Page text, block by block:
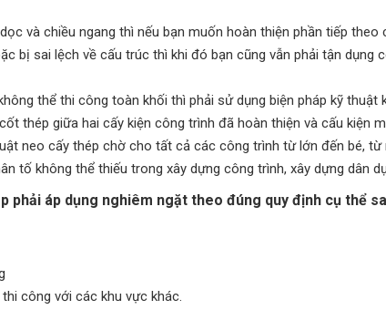
và chiều ngang thì nếu bạn muốn hoàn thiện phần tiếp theo
bị sai lệch về cấu trúc thì khi đó bạn cũng vẫn phải tận dụng
thể thi công toàn khối thì phải sử dụng biện pháp kỹ thuật
thép giữa hai cấy kiện công trình đã hoàn thiện và cấu kiện
neo cấy thép chờ cho tất cả các công trình từ lớn đến bé, từ
tố không thể thiếu trong xây dựng công trình, xây dựng dân
áp dụng nghiêm ngặt theo đúng quy định cụ thể
công với các khu vực khác.